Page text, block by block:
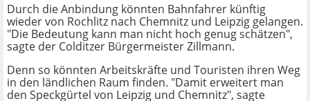
Durch die Anbindung könnten Bahnfahrer künftig
wieder von Rochlitz nach Chemnitz und Leipzig gelangen.
"Die Bedeutung kann man nicht hoch genug schätzen",
sagte der Colditzer Bürgermeister Zillmann.
Denn so könnten Arbeitskräfte und Touristen ihren Weg
in den ländlichen Raum finden. "Damit erweitert man
den Speckgürtel von Leipzig und Chemnitz", sagte